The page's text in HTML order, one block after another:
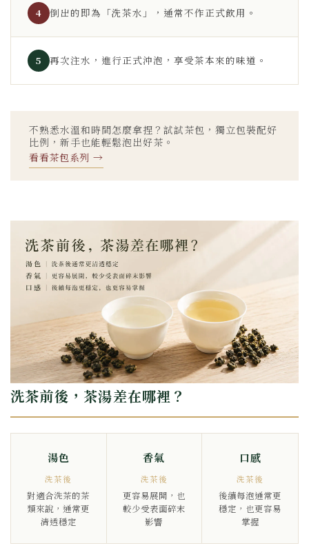
4 倒出的即為「洗茶水」，通常不作正式飲用。
5 再次注水，進行正式沖泡，享受茶本來的味道。
不熟悉水溫和時間怎麼拿捏？試試茶包，獨立包裝配好
比例，新手也能輕鬆泡出好茶。
看看茶包系列 →
洗茶前後，茶湯差在哪裡？
湯色
洗茶後
對適合洗茶的茶
類來說，通常更
清透穩定
香氣
洗茶後
更容易展開，也
較少受表面碎末
影響
口感
洗茶後
後續每泡通常更
穩定，也更容易
掌握